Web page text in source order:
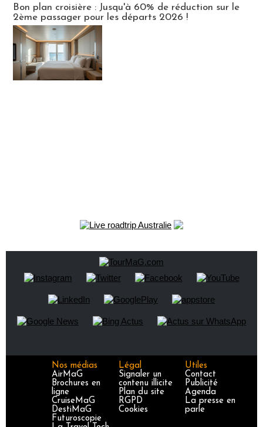
Bon plan croisière : Jusqu'à 60% de réduction sur le
2ème passager pour les départs 2026 !
Nos médias
AirMaG
Brochures en
ligne
CruiseMaG
DestiMaG
Futuroscopie
Légal
Signaler un
contenu illicite
Plan du site
RGPD
Cookies
Utiles
Contact
Publicité
Agenda
La presse en
parle